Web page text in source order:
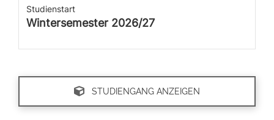
Studienstart
Wintersemester 2026/27
STUDIENGANG ANZEIGEN